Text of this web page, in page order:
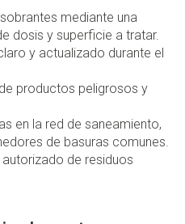
mediante una
dosis y superficie a tratar.
y actualizado durante el
productos peligrosos y
en la red de saneamiento,
de basuras comunes.
de residuos